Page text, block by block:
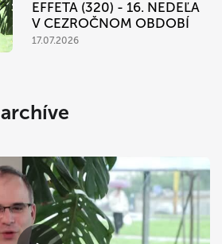
EFFETA (320) - 16. NEDEĽA
V CEZROČNOM OBDOBÍ
17.07.2026